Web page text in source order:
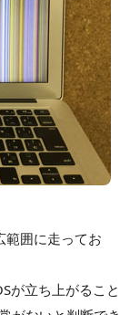
範囲に走ってお
が立ち上がること